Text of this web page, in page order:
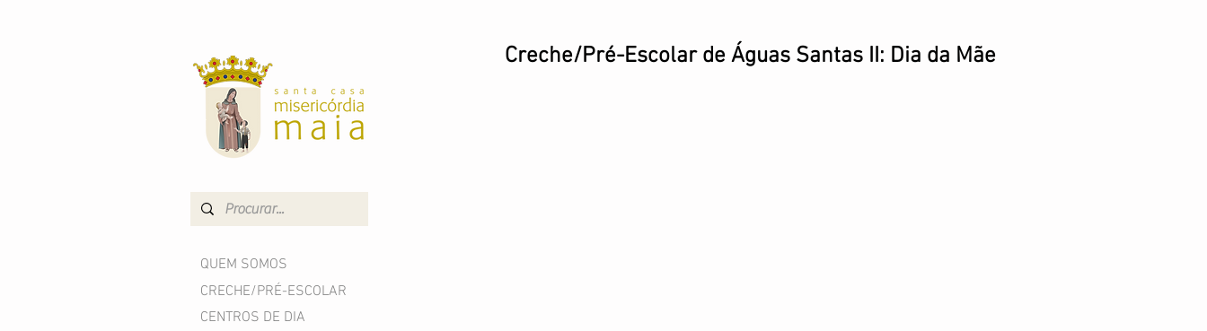
Creche/Pré-Escolar de Águas Santas II: Dia da Mãe
QUEM SOMOS
CRECHE/PRÉ-ESCOLAR
CENTROS DE DIA